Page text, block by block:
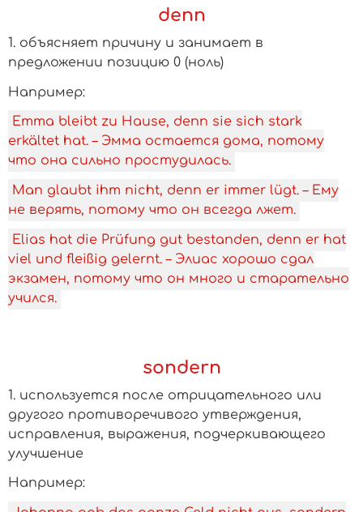
denn
1. объясняет причину и занимает в
предложении позицию 0 (ноль)
Например:
Emma bleibt zu Hause, denn sie sich stark
erkältet hat. – Эмма остается дома, потому
что она сильно простудилась.
Man glaubt ihm nicht, denn er immer lügt. – Ему
не верять, потому что он всегда лжет.
Elias hat die Prüfung gut bestanden, denn er hat
viel und fleißig gelernt. – Элиас хорошо сдал
экзамен, потому что он много и старательно
учился.
sondern
1. используется после отрицательного или
другого противоречивого утверждения,
исправления, выражения, подчеркивающего
улучшение
­Например: